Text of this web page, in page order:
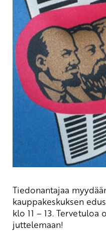
Tiedonantajaa
kauppakeskuksen
klo 11 – 13.
juttelemaan!